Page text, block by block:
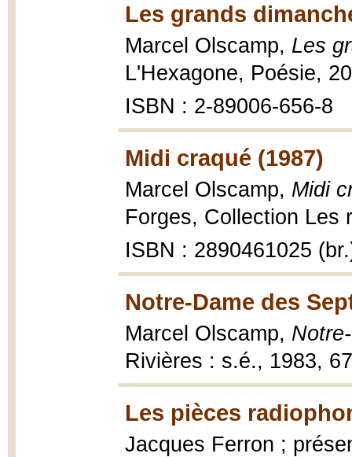
Les grands
Marcel Olscamp, Les
L'Hexagone, Poésie,
ISBN : 2-89006-656-8
Midi craqué (1987)
Marcel Olscamp, Midi
Forges, Collection Les
ISBN : 2890461025
Notre-Dame des
Marcel Olscamp,
Rivières : s.é., 1983,
Les pièces
Jacques Ferron ;